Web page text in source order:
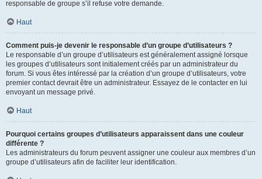
responsable de groupe s’il refuse votre demande.
Haut
Comment puis-je devenir le responsable d’un groupe d’utilisateurs ?
Le responsable d’un groupe d’utilisateurs est généralement assigné lorsque
les groupes d’utilisateurs sont initialement créés par un administrateur du
forum. Si vous êtes intéressé par la création d’un groupe d’utilisateurs, votre
premier contact devrait être un administrateur. Essayez de le contacter en lui
envoyant un message privé.
Haut
Pourquoi certains groupes d’utilisateurs apparaissent dans une couleur
différente ?
Les administrateurs du forum peuvent assigner une couleur aux membres d’un
groupe d’utilisateurs afin de faciliter leur identification.